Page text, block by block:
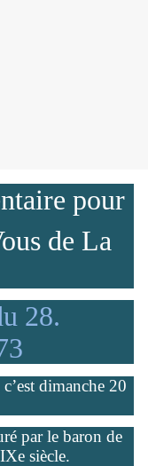
pour
de La
28.
dimanche 20
par le baron de
siècle.